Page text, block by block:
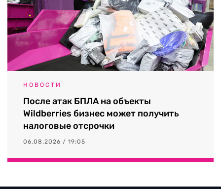
НОВОСТИ
После атак БПЛА на объекты
Wildberries бизнес может получить
налоговые отсрочки
06.08.2026 / 19:05